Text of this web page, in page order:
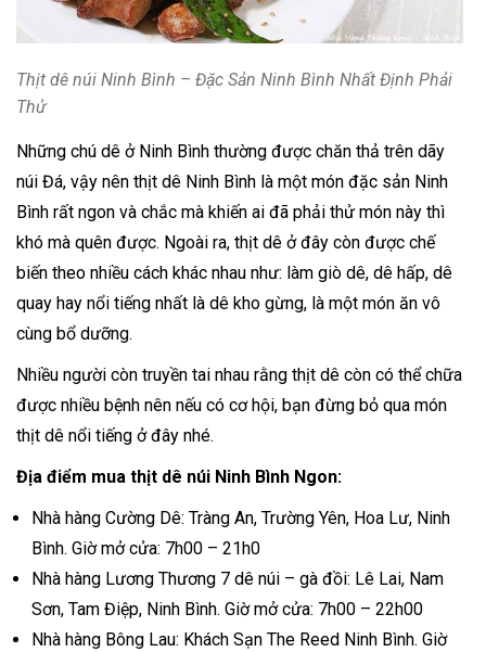
Thịt dê núi Ninh Bình – Đặc Sản Ninh Bình Nhất Định Phải
Thử
Những chú dê ở Ninh Bình thường được chăn thả trên dãy
núi Đá, vậy nên thịt dê Ninh Bình là một món đặc sản Ninh
Bình rất ngon và chắc mà khiến ai đã phải thử món này thì
khó mà quên được. Ngoài ra, thịt dê ở đây còn được chế
biến theo nhiều cách khác nhau như: làm giò dê, dê hấp, dê
quay hay nổi tiếng nhất là dê kho gừng, là một món ăn vô
cùng bổ dưỡng.
Nhiều người còn truyền tai nhau rằng thịt dê còn có thể chữa
được nhiều bệnh nên nếu có cơ hội, bạn đừng bỏ qua món
thịt dê nổi tiếng ở đây nhé.
Địa điểm mua thịt dê núi Ninh Bình Ngon:
Nhà hàng Cường Dê: Tràng An, Trường Yên, Hoa Lư, Ninh
Bình. Giờ mở cửa: 7h00 – 21h0
Nhà hàng Lương Thương 7 dê núi – gà đồi: Lê Lai, Nam
Sơn, Tam Điệp, Ninh Bình. Giờ mở cửa: 7h00 – 22h00
Nhà hàng Bông Lau: Khách Sạn The Reed Ninh Bình. Giờ